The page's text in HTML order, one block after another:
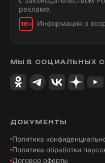
рекламе.
18+ Информация о
МЫ В СОЦИАЛЬНЫХ
ДОКУМЕНТЫ
Политика
Политика обработки
Договор оферты